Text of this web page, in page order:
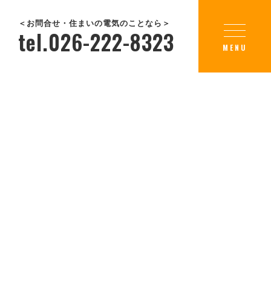
＜お問合せ・住まいの電気のことなら＞
tel.026-222-8323